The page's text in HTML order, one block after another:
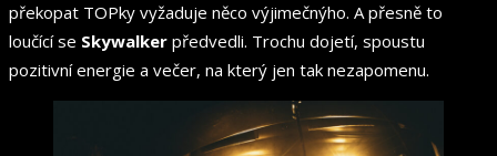
překopat TOPky vyžaduje něco výjimečnýho. A přesně to
loučící se Skywalker předvedli. Trochu dojetí, spoustu
pozitivní energie a večer, na který jen tak nezapomenu.